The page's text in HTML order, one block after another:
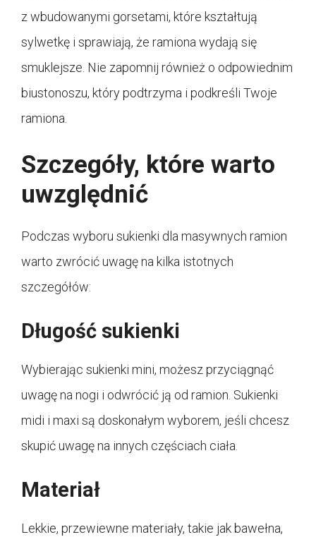
z wbudowanymi gorsetami, które kształtują
sylwetkę i sprawiają, że ramiona wydają się
smuklejsze. Nie zapomnij również o odpowiednim
biustonoszu, który podtrzyma i podkreśli Twoje
ramiona.
Szczegóły, które warto
uwzględnić
Podczas wyboru sukienki dla masywnych ramion
warto zwrócić uwagę na kilka istotnych
szczegółów:
Długość sukienki
Wybierając sukienki mini, możesz przyciągnąć
uwagę na nogi i odwrócić ją od ramion. Sukienki
midi i maxi są doskonałym wyborem, jeśli chcesz
skupić uwagę na innych częściach ciała.
Materiał
Lekkie, przewiewne materiały, takie jak bawełna,